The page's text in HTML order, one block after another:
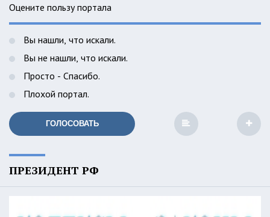
Оцените пользу портала
Вы нашли, что искали.
Вы не нашли, что искали.
Просто - Спасибо.
Плохой портал.
ГОЛОСОВАТЬ
ПРЕЗИДЕНТ РФ